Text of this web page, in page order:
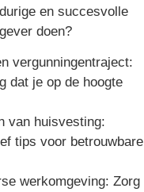
en succesvolle
doen?
vergunningentraject:
dat je op de hoogte
van huisvesting:
tips voor betrouwbare
werkomgeving: Zorg